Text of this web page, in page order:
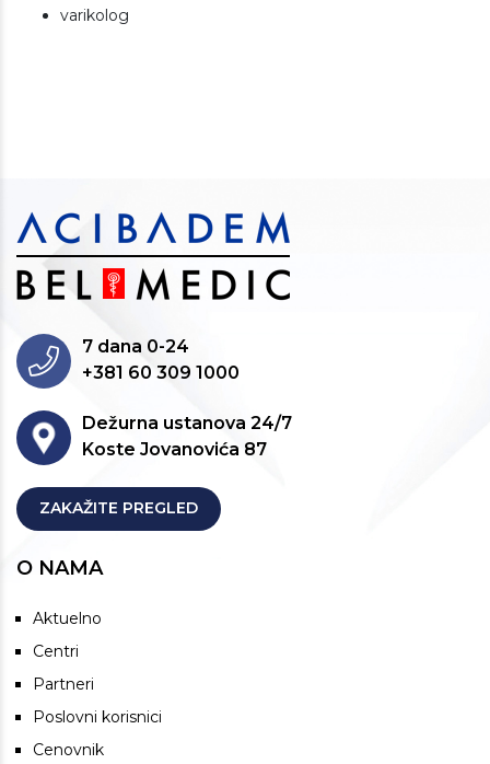
varikolog
7 dana 0-24
+381 60 309 1000
Dežurna ustanova 24/7
Koste Jovanovića 87
ZAKAŽITE PREGLED
O NAMA
Aktuelno
Centri
Partneri
Poslovni korisnici
Cenovnik